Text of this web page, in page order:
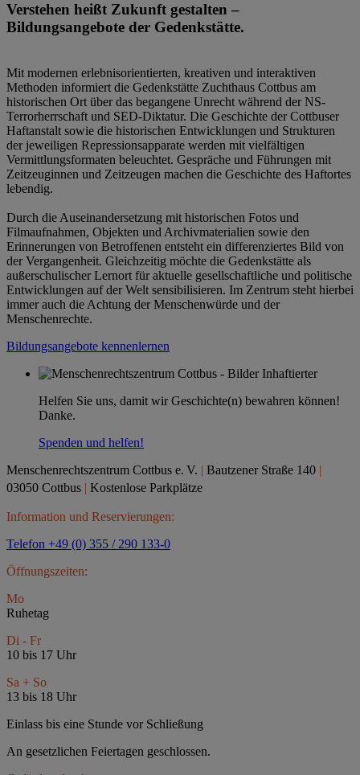
Verstehen heißt Zukunft gestalten –
Bildungsangebote der Gedenkstätte.
Mit modernen erlebnisorientierten, kreativen und interaktiven
Methoden informiert die Gedenkstätte Zuchthaus Cottbus am
historischen Ort über das begangene Unrecht während der NS-
Terrorherrschaft und SED-Diktatur. Die Geschichte der Cottbuser
Haftanstalt sowie die historischen Entwicklungen und Strukturen
der jeweiligen Repressionsapparate werden mit vielfältigen
Vermittlungsformaten beleuchtet. Gespräche und Führungen mit
Zeitzeuginnen und Zeitzeugen machen die Geschichte des Haftortes
lebendig.
Durch die Auseinandersetzung mit historischen Fotos und
Filmaufnahmen, Objekten und Archivmaterialien sowie den
Erinnerungen von Betroffenen entsteht ein differenziertes Bild von
der Vergangenheit. Gleichzeitig möchte die Gedenkstätte als
außerschulischer Lernort für aktuelle gesellschaftliche und politische
Entwicklungen auf der Welt sensibilisieren. Im Zentrum steht hierbei
immer auch die Achtung der Menschenwürde und der
Menschenrechte.
Bildungsangebote kennenlernen
Helfen Sie uns, damit wir Geschichte(n) bewahren können!
Danke.
Spenden und helfen!
Menschenrechtszentrum Cottbus e. V. | Bautzener Straße 140 |
03050 Cottbus | Kostenlose Parkplätze
Information und Reservierungen:
Telefon +49 (0) 355 / 290 133-0
Öffnungszeiten:
Mo
Ruhetag
Di - Fr
10 bis 17 Uhr
Sa + So
13 bis 18 Uhr
Einlass bis eine Stunde vor Schließung
An gesetzlichen Feiertagen geschlossen.